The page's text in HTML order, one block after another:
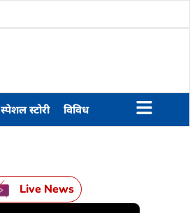
स्पेशल स्टोरी विविध
Live News